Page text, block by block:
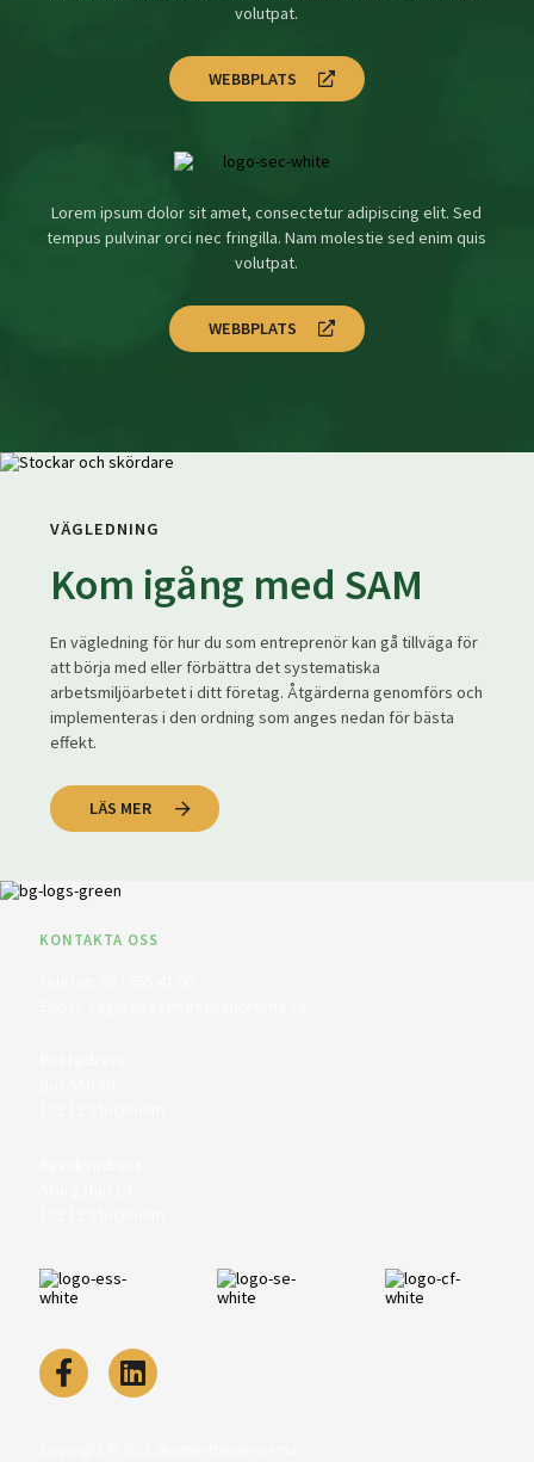
volutpat.
WEBBPLATS
Lorem ipsum dolor sit amet, consectetur adipiscing elit. Sed
tempus pulvinar orci nec fringilla. Nam molestie sed enim quis
volutpat.
WEBBPLATS
VÄGLEDNING
Kom igång med SAM
En vägledning för hur du som entreprenör kan gå tillväga för
att börja med eller förbättra det systematiska
arbetsmiljöarbetet i ditt företag. Åtgärderna genomförs och
implementeras i den ordning som anges nedan för bästa
effekt.
LÄS MER
KONTAKTA OSS